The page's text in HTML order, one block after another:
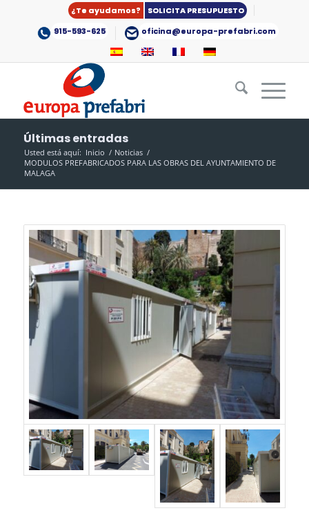
¿Te ayudamos?
SOLICITA PRESUPUESTO
915-593-625
oficina@europa-prefabri.com
Últimas entradas
Usted está aquí: Inicio / Noticias /
MODULOS PREFABRICADOS PARA LAS OBRAS DEL AYUNTAMIENTO DE
MALAGA